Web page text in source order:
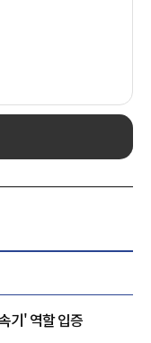
기' 역할 입증